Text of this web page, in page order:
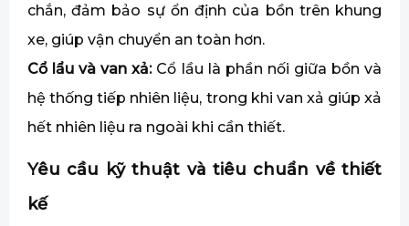
chắn, đảm bảo sự ổn định của bồn trên khung
xe, giúp vận chuyển an toàn hơn.
Cổ lẩu và van xả:Cổ lầu là phần nối giữa bồn và
hệ thống tiếp nhiên liệu, trong khi van xả giúp xả
hết nhiên liệu ra ngoài khi cần thiết.
Yêu cầu kỹ thuật và tiêu chuẩn về thiết
kế